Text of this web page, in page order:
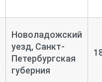
Новоладожский
уезд, Санкт-
Петербургская
губерния